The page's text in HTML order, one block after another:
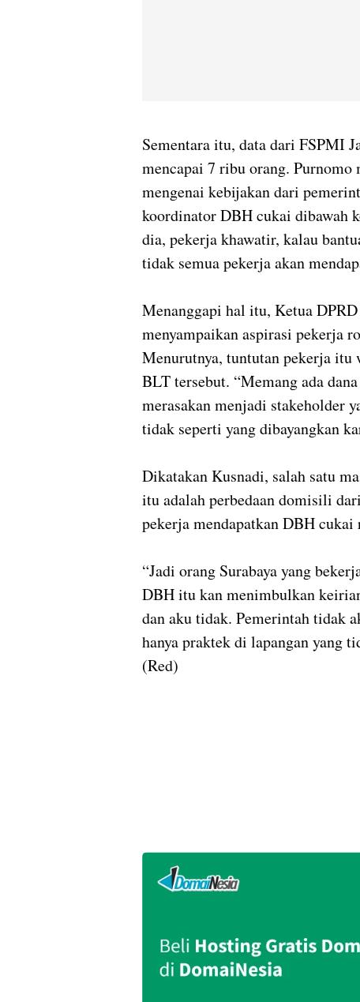
Sementara itu, data dari FSPMI
mencapai 7 ribu orang.
mengenai kebijakan dari
koordinator DBH cukai dibawah
dia, pekerja khawatir, kalau
tidak semua pekerja akan
Menanggapi hal itu, Ketua
menyampaikan aspirasi pekerja
Menurutnya, tuntutan pekerja itu
BLT tersebut. “Memang ada
merasakan menjadi stakeholder
tidak seperti yang dibayangkan
Dikatakan Kusnadi, salah satu
itu adalah perbedaan domisili
pekerja mendapatkan DBH cukai
“Jadi orang Surabaya yang
DBH itu kan menimbulkan
dan aku tidak. Pemerintah tidak
hanya praktek di lapangan yang
(Red)